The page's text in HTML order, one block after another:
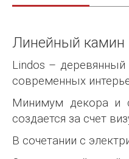
Линейный камин
Lindos – деревянный
современных
Минимум декора и
создается за счет
В сочетании с